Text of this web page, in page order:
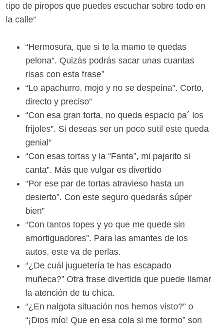
tipo de piropos que puedes escuchar sobre todo en
la calle”
“Hermosura, que si te la mamo te quedas
pelona”. Quizás podrás sacar unas cuantas
risas con esta frase”
“Lo apachurro, mojo y no se despeina”. Corto,
directo y preciso”
“Con esa gran torta, no queda espacio pa´ los
frijoles”. Si deseas ser un poco sutil este queda
genial”
“Con esas tortas y la “Fanta”, mi pajarito si
canta”. Más que vulgar es divertido
“Por ese par de tortas atravieso hasta un
desierto”. Con este seguro quedarás súper
bien”
“Con tantos topes y yo que me quede sin
amortiguadores”. Para las amantes de los
autos, este va de perlas.
“¿De cuál juguetería te has escapado
muñeca?” Otra frase divertida que puede llamar
la atención de tu chica.
“¿En nalgota situación nos hemos visto?” o
“¡Dios mío! Que en esa cola si me formo” son